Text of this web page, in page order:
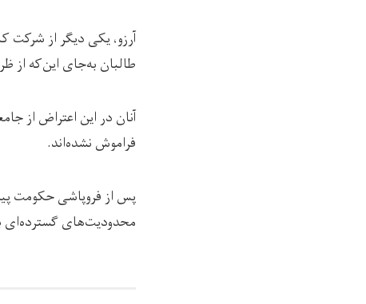
طالبان به‌جای این‌که از
آنان در این اعتراض از
فراموش نشده‌اند.
پس از فروپاشی حکومت
محدودیت‌های گسترده‌ای